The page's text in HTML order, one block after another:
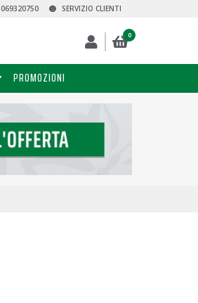
SERVIZIO CLIENTI
069320750
0
PROMOZIONI